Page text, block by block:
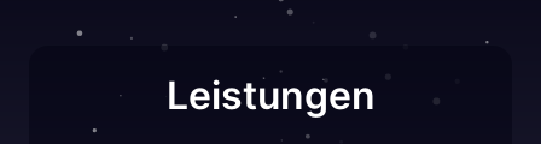
Leistungen